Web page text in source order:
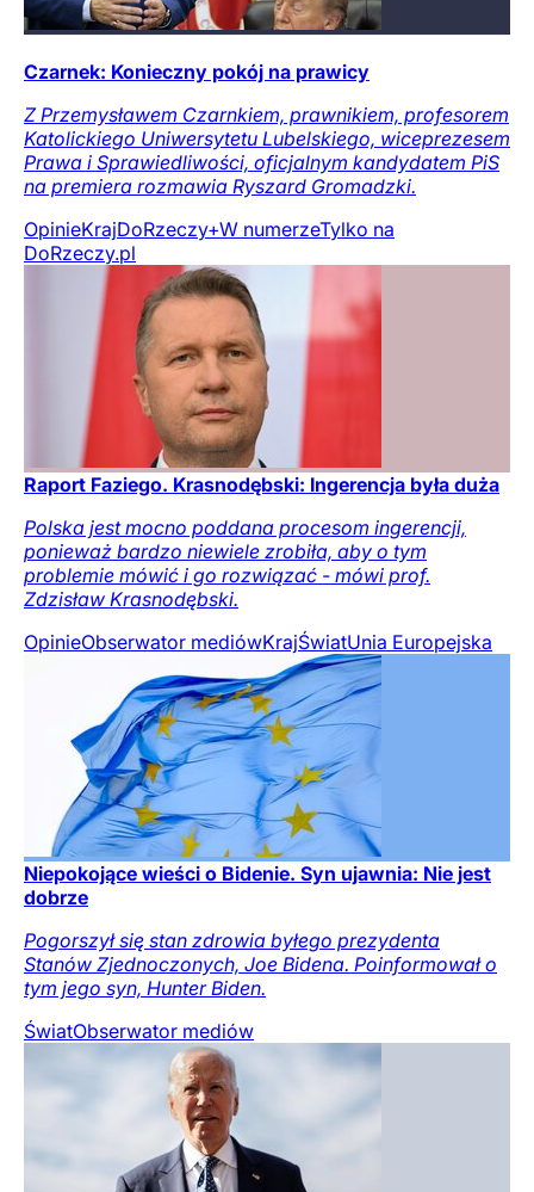
Czarnek: Konieczny pokój na prawicy
Z Przemysławem Czarnkiem, prawnikiem, profesorem
Katolickiego Uniwersytetu Lubelskiego, wiceprezesem
Prawa i Sprawiedliwości, oficjalnym kandydatem PiS
na premiera rozmawia Ryszard Gromadzki.
OpinieKrajDoRzeczy+W numerzeTylko na
DoRzeczy.pl
Raport Faziego. Krasnodębski: Ingerencja była duża
Polska jest mocno poddana procesom ingerencji,
ponieważ bardzo niewiele zrobiła, aby o tym
problemie mówić i go rozwiązać - mówi prof.
Zdzisław Krasnodębski.
OpinieObserwator mediówKrajŚwiatUnia Europejska
Niepokojące wieści o Bidenie. Syn ujawnia: Nie jest
dobrze
Pogorszył się stan zdrowia byłego prezydenta
Stanów Zjednoczonych, Joe Bidena. Poinformował o
tym jego syn, Hunter Biden.
ŚwiatObserwator mediów